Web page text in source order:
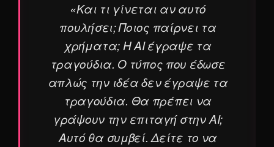
«Και τι γίνεται αν αυτό
πουλήσει; Ποιος παίρνει τα
χρήματα; Η AI έγραψε τα
τραγούδια. Ο τύπος που έδωσε
απλώς την ιδέα δεν έγραψε τα
τραγούδια. Θα πρέπει να
γράψουν την επιταγή στην AI;
Αυτό θα συμβεί. Δείτε το να